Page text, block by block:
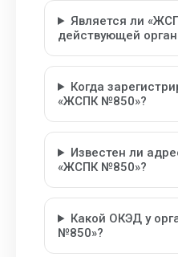
Является ли
действующей
Когда
«ЖСПК №850»?
Известен ли
«ЖСПК №850»?
Какой ОКЭД у
№850»?